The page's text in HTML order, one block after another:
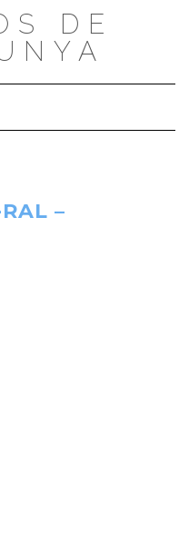
DE
modo de navegación
–